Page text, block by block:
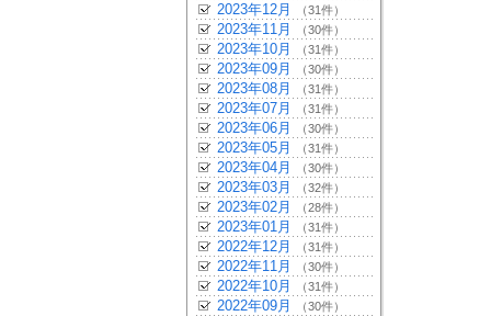
2023年12月 （31件）
2023年11月 （30件）
2023年10月 （31件）
2023年09月 （30件）
2023年08月 （31件）
2023年07月 （31件）
2023年06月 （30件）
2023年05月 （31件）
2023年04月 （30件）
2023年03月 （32件）
2023年02月 （28件）
2023年01月 （31件）
2022年12月 （31件）
2022年11月 （30件）
2022年10月 （31件）
2022年09月 （30件）